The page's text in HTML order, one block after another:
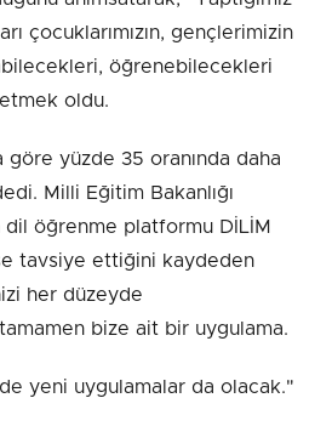
çocuklarımızın, gençlerimizin
öğrenebilecekleri
oldu.
yüzde 35 oranında daha
Milli Eğitim Bakanlığı
dil öğrenme platformu DİLİM
tavsiye ettiğini kaydeden
her düzeyde
bize ait bir uygulama.
yeni uygulamalar da olacak."